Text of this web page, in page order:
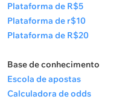
Plataforma de R$5
Plataforma de r$10
Plataforma de R$20
Base de conhecimento
Escola de apostas
Calculadora de odds